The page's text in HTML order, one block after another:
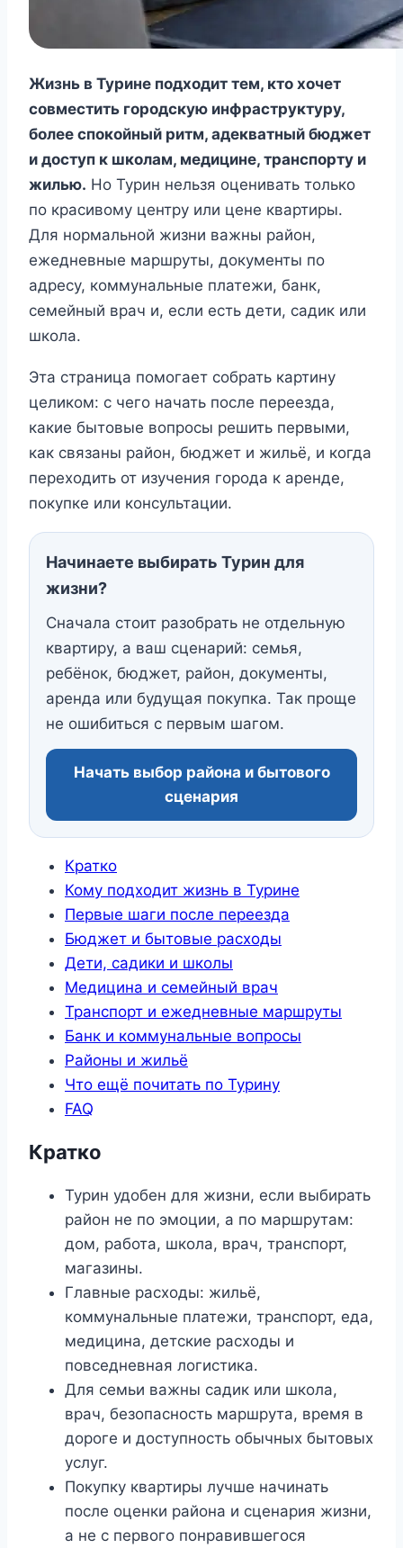
Жизнь в Турине подходит тем, кто хочет
совместить городскую инфраструктуру,
более спокойный ритм, адекватный бюджет
и доступ к школам, медицине, транспорту и
жилью. Но Турин нельзя оценивать только
по красивому центру или цене квартиры.
Для нормальной жизни важны район,
ежедневные маршруты, документы по
адресу, коммунальные платежи, банк,
семейный врач и, если есть дети, садик или
школа.
Эта страница помогает собрать картину
целиком: с чего начать после переезда,
какие бытовые вопросы решить первыми,
как связаны район, бюджет и жильё, и когда
переходить от изучения города к аренде,
покупке или консультации.
Начинаете выбирать Турин для
жизни?
Сначала стоит разобрать не отдельную
квартиру, а ваш сценарий: семья,
ребёнок, бюджет, район, документы,
аренда или будущая покупка. Так проще
не ошибиться с первым шагом.
Начать выбор района и бытового
сценария
Кратко
Кому подходит жизнь в Турине
Первые шаги после переезда
Бюджет и бытовые расходы
Дети, садики и школы
Медицина и семейный врач
Транспорт и ежедневные маршруты
Банк и коммунальные вопросы
Районы и жильё
Что ещё почитать по Турину
FAQ
Кратко
Турин удобен для жизни, если выбирать
район не по эмоции, а по маршрутам:
дом, работа, школа, врач, транспорт,
магазины.
Главные расходы: жильё,
коммунальные платежи, транспорт, еда,
медицина, детские расходы и
повседневная логистика.
Для семьи важны садик или школа,
врач, безопасность маршрута, время в
дороге и доступность обычных бытовых
услуг.
Покупку квартиры лучше начинать
после оценки района и сценария жизни,
а не с первого понравившегося